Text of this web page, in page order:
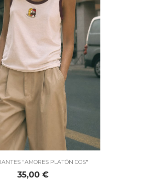
"AMORES PLATÓNICOS"
Precio
35,00 €